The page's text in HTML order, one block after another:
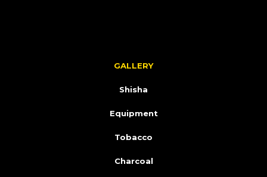
GALLERY
Shisha
Equipment
Tobacco
Charcoal